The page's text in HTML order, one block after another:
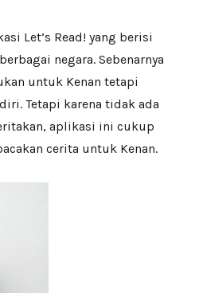
Let’s Read! yang berisi
negara. Sebenarnya
untuk Kenan tetapi
Tetapi karena tidak ada
aplikasi ini cukup
cerita untuk Kenan.